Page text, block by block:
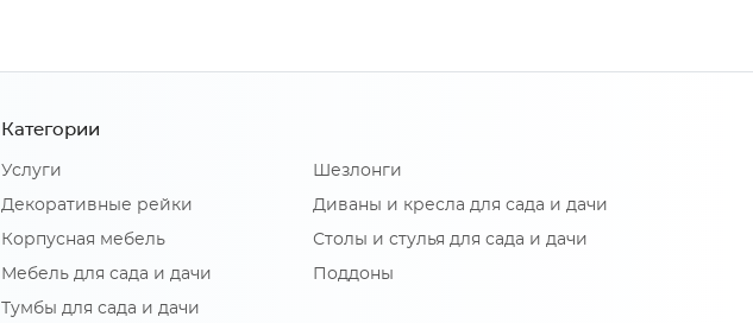
Категории
Услуги
Декоративные рейки
Корпусная мебель
Мебель для сада и дачи
Тумбы для сада и дачи
Шезлонги
Диваны и кресла для сада и дачи
Столы и стулья для сада и дачи
Поддоны